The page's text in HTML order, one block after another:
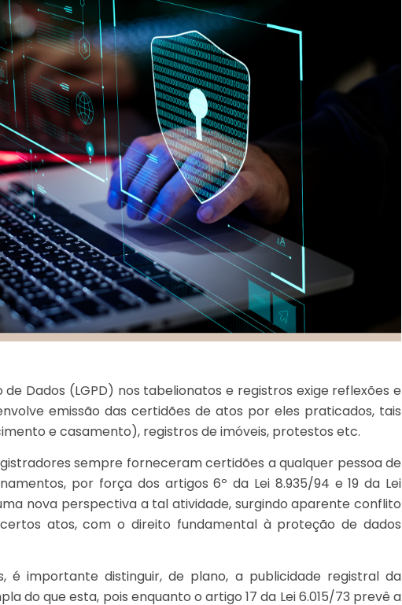
Dados (LGPD) nos tabelionatos e registros exige reflexões e
emissão das certidões de atos por eles praticados, tais
e casamento), registros de imóveis, protestos etc.
sempre forneceram certidões a qualquer pessoa de
por força dos artigos 6º da Lei 8.935/94 e 19 da Lei
nova perspectiva a tal atividade, surgindo aparente conflito
atos, com o direito fundamental à proteção de dados
é importante distinguir, de plano, a publicidade registral da
do que esta, pois enquanto o artigo 17 da Lei 6.015/73 prevê a